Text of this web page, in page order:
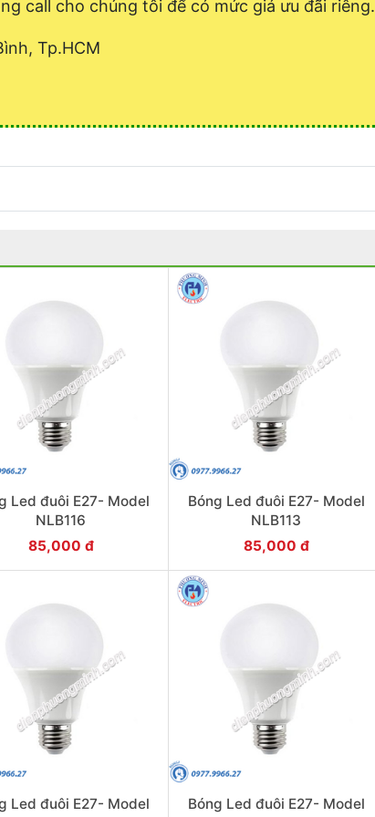
call cho chúng tôi để có mức giá ưu đãi riêng.
Tp.HCM
Led đuôi E27- Model
NLB116
85,000 đ
Bóng Led đuôi E27- Model
NLB113
85,000 đ
Led đuôi E27- Model
Bóng Led đuôi E27- Model